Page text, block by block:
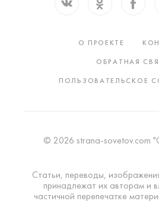
О ПРОЕКТЕ
ОБРАТНАЯ
ПОЛЬЗОВАТЕЛЬСКОЕ
© 2026 strana-sovetov.com
Статьи, переводы,
принадлежат их авторам и
частичной перепечатке